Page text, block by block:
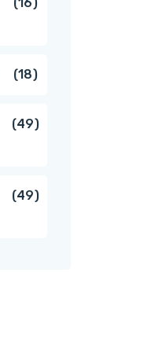
1818
producten
4949
4949